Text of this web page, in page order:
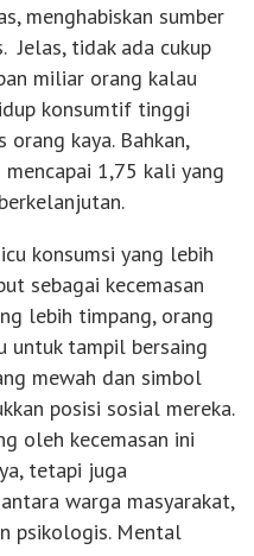
menghabiskan sumber
Jelas, tidak ada cukup
miliar orang kalau
konsumtif tinggi
kaya. Bahkan,
1,75 kali yang
konsumsi yang lebih
sebagai kecemasan
lebih timpang, orang
untuk tampil bersaing
mewah dan simbol
posisi sosial mereka.
oleh kecemasan ini
tetapi juga
warga masyarakat,
psikologis. Mental